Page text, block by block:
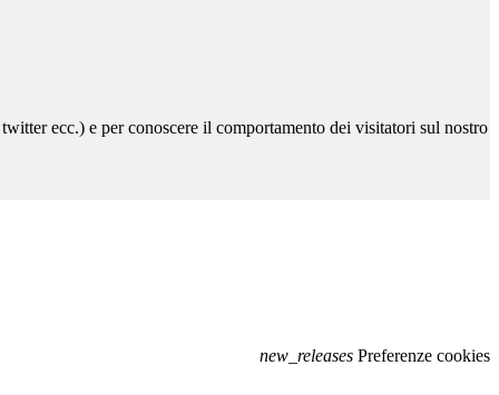
ecc.) e per conoscere il comportamento dei visitatori sul nostro
new_releases Preferenze cookies